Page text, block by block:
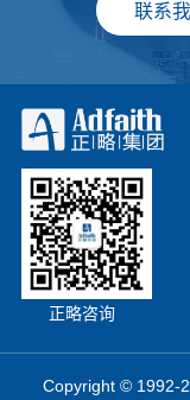
正略咨询
Copyright © 1992-